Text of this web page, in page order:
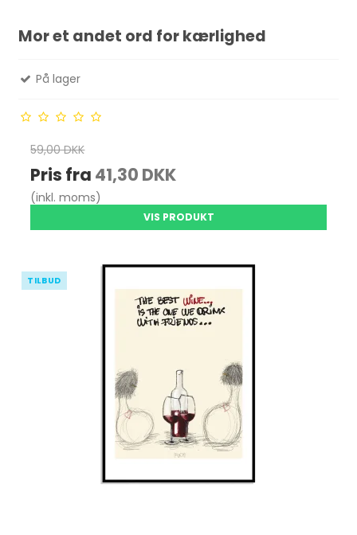
Mor et andet ord for kærlighed
På lager
59,00 DKK
Pris fra 41,30 DKK
(inkl. moms)
VIS PRODUKT
TILBUD